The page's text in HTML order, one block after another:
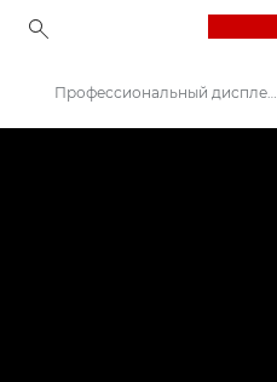
Профессиональный дисплей Canon DP-V2730